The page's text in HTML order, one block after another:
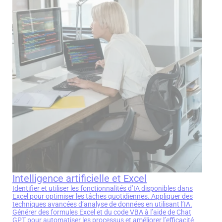
Intelligence artificielle et Excel
Identifier et utiliser les fonctionnalités d’IA disponibles dans
Excel pour optimiser les tâches quotidiennes. Appliquer des
techniques avancées d’analyse de données en utilisant l’IA.
Générer des formules Excel et du code VBA à l’aide de Chat
GPT pour automatiser les processus et améliorer l’efficacité